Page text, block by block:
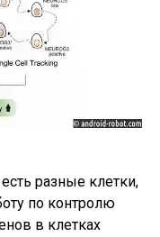
разные клетки,
по контролю
в клетках